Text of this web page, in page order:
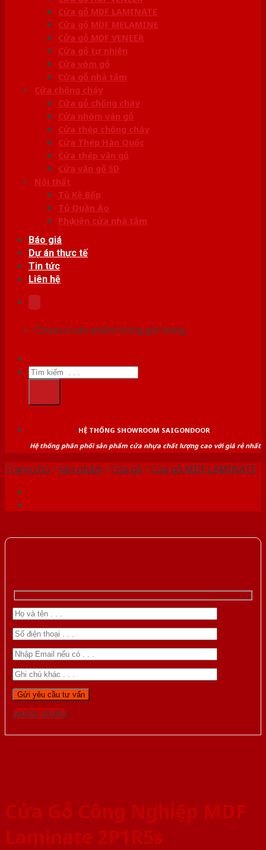
Cửa gỗ MDF LAMINATE
Cửa gỗ MDF MELAMINE
Cửa gỗ MDF VENEER
Cửa gỗ tự nhiên
Cửa vòm gỗ
Cửa gỗ nhà tắm
Cửa chống cháy
Cửa gỗ chống cháy
Cửa nhôm vân gỗ
Cửa thép chống cháy
Cửa Thép Hàn Quốc
Cửa thép vân gỗ
Cửa vân gỗ 5D
Nội thất
Tủ Kệ Bếp
Tủ Quần Áo
Phụ kiện cửa nhà tắm
Báo giá
Dự án thực tế
Tin tức
Liên hệ
Chưa có sản phẩm trong giỏ hàng.
Tìm
kiếm:
HỆ THỐNG SHOWROOM SAIGONDOOR
Hệ thống phân phối sản phẩm cửa nhựa chất lượng cao với giá rẻ nhất
Trang chủ /Sản phẩm /Cửa gỗ /Cửa gỗ MDF LAMINATE
Gọi 0976.169.864
Cửa Gỗ Công Nghiệp MDF
Laminate 2P1R5s